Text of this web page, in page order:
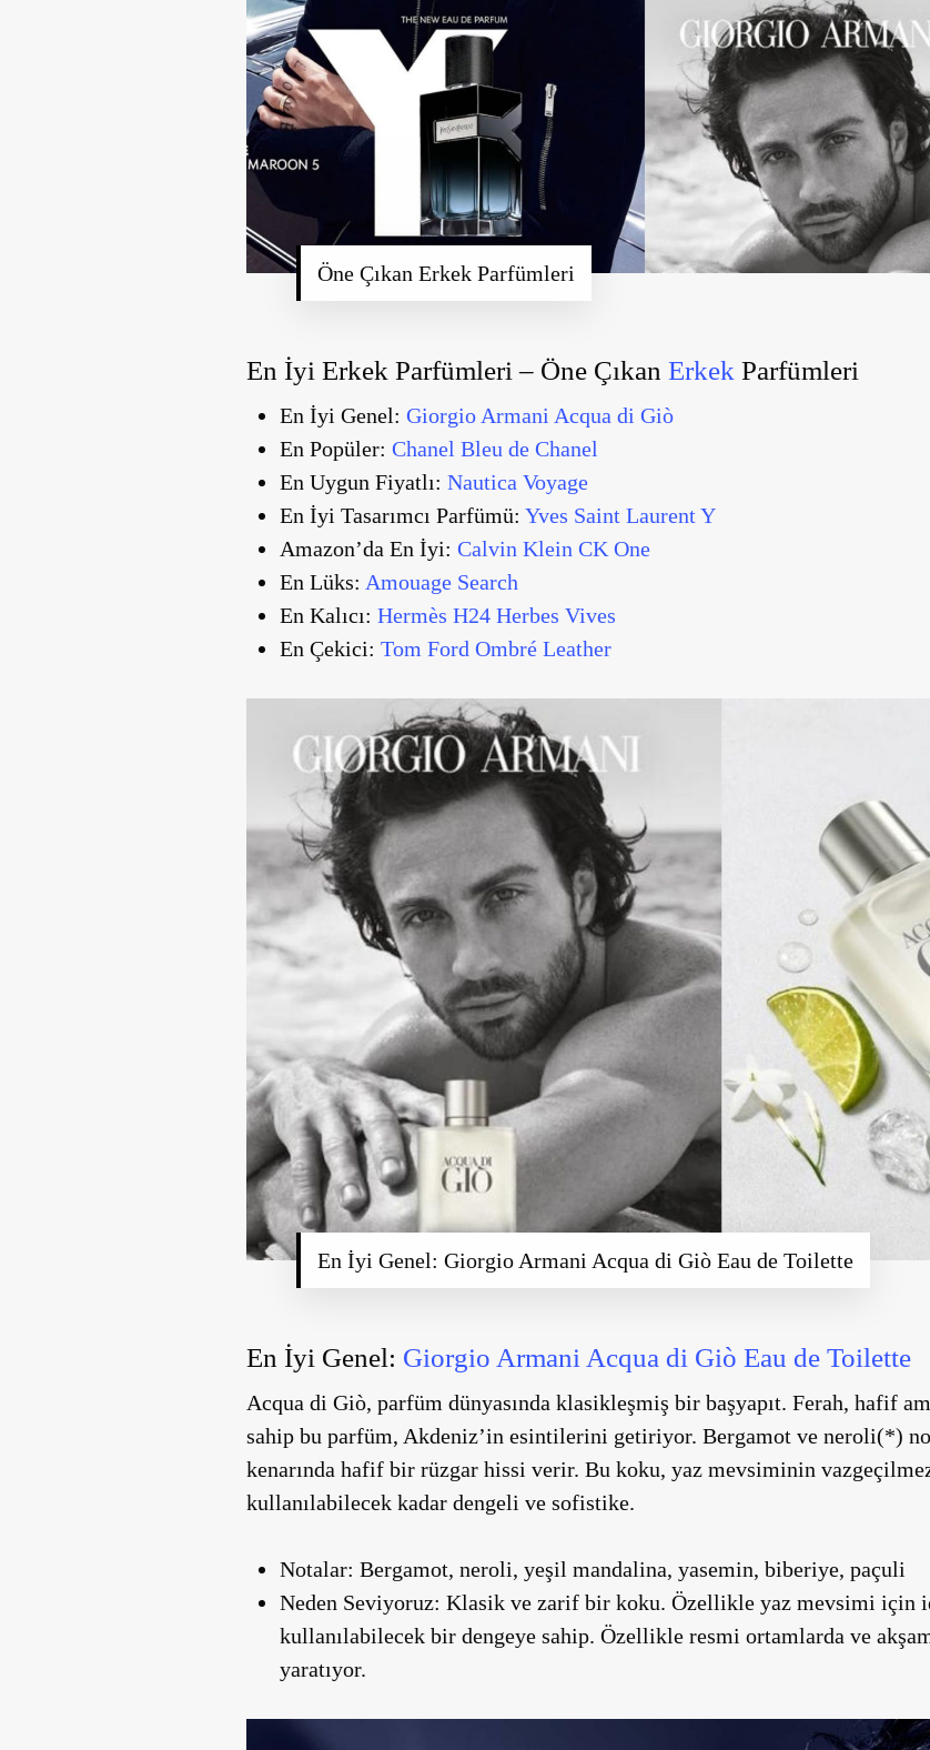
Öne Çıkan Erkek Parfümleri
En İyi Erkek Parfümleri – Öne Çıkan Erkek Parfümleri
En İyi Genel: Giorgio Armani Acqua di Giò
En Popüler: Chanel Bleu de Chanel
En Uygun Fiyatlı: Nautica Voyage
En İyi Tasarımcı Parfümü: Yves Saint Laurent Y
Amazon’da En İyi: Calvin Klein CK One
En Lüks: Amouage Search
En Kalıcı: Hermès H24 Herbes Vives
En Çekici: Tom Ford Ombré Leather
En İyi Genel: Giorgio Armani Acqua di Giò Eau de Toilette
En İyi Genel: Giorgio Armani Acqua di Giò Eau de Toilette
Acqua di Giò, parfüm dünyasında klasikleşmiş bir başyapıt. Ferah, hafif
sahip bu parfüm, Akdeniz’in esintilerini getiriyor. Bergamot ve neroli(*)
kenarında hafif bir rüzgar hissi verir. Bu koku, yaz mevsiminin
kullanılabilecek kadar dengeli ve sofistike.
Notalar: Bergamot, neroli, yeşil mandalina, yasemin, biberiye, paçuli
Neden Seviyoruz: Klasik ve zarif bir koku. Özellikle yaz mevsimi için
kullanılabilecek bir dengeye sahip. Özellikle resmi ortamlarda ve
yaratıyor.